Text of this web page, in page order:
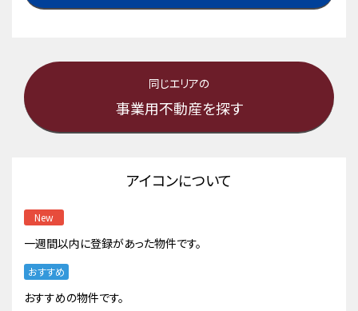
同じエリアの
事業用不動産を探す
アイコンについて
New
一週間以内に登録があった物件です。
おすすめ
おすすめの物件です。